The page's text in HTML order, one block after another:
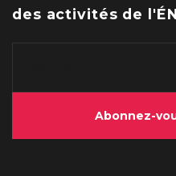
des activités de
Abonnez-